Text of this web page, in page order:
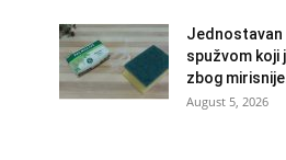
Jednostavan
spužvom koji
zbog
August 5, 2026